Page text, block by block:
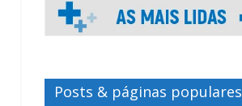
Posts & páginas populares